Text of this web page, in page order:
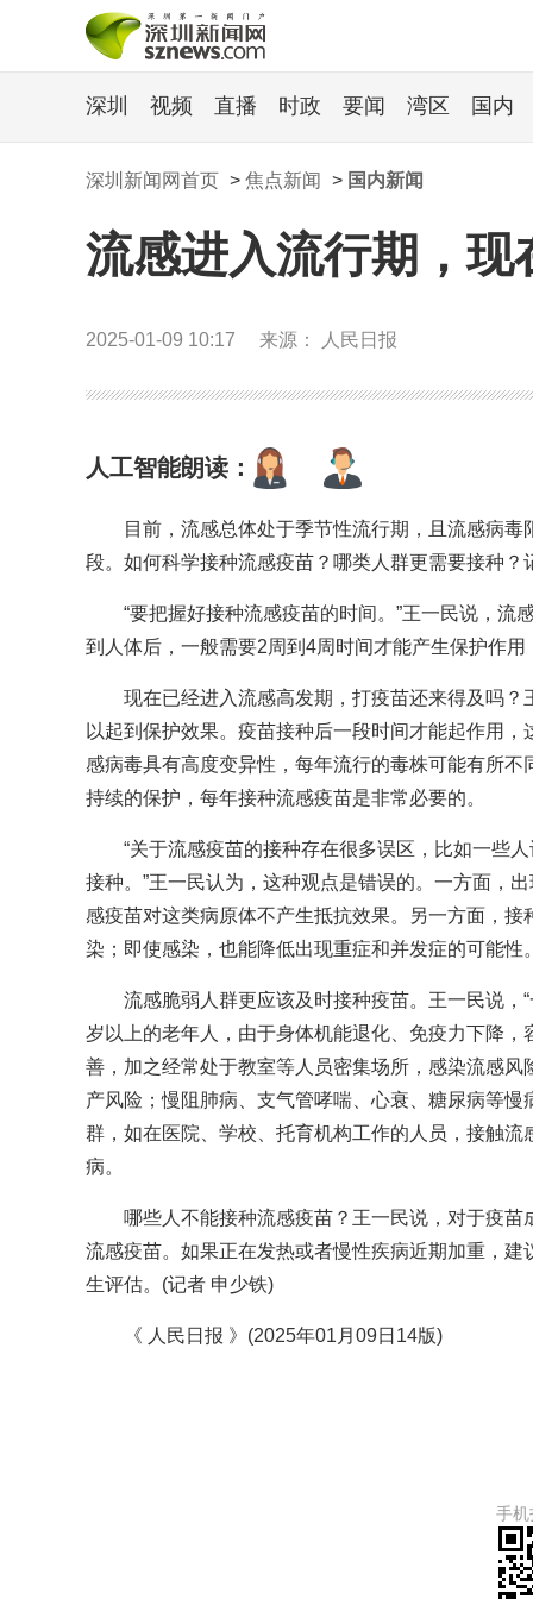
深圳 视频 直播 时政 要闻 湾区 国内
深圳新闻网首页 > 焦点新闻 > 国内新闻
流感进入流行期，
2025-01-09 10:17 来源： 人民日报
人工智能朗读：
目前，流感总体处于季节性流行期，且流感病
段。如何科学接种流感疫苗？哪类人群更需要接种
“要把握好接种流感疫苗的时间。”王一民说，
到人体后，一般需要2周到4周时间才能产生保护作
现在已经进入流感高发期，打疫苗还来得及吗
以起到保护效果。疫苗接种后一段时间才能起作用
感病毒具有高度变异性，每年流行的毒株可能有所
持续的保护，每年接种流感疫苗是非常必要的。
“关于流感疫苗的接种存在很多误区，比如一些
接种。”王一民认为，这种观点是错误的。一方面，
感疫苗对这类病原体不产生抵抗效果。另一方面，
染；即使感染，也能降低出现重症和并发症的可能性
流感脆弱人群更应该及时接种疫苗。王一民说，
岁以上的老年人，由于身体机能退化、免疫力下降
善，加之经常处于教室等人员密集场所，感染流感
产风险；慢阻肺病、支气管哮喘、心衰、糖尿病等
群，如在医院、学校、托育机构工作的人员，接触
病。
哪些人不能接种流感疫苗？王一民说，对于疫
流感疫苗。如果正在发热或者慢性疾病近期加重，
生评估。(记者 申少铁)
《 人民日报 》(2025年01月09日14版)
手